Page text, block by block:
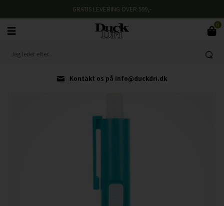
GRATIS LEVERING OVER 599,-
0
Kontakt os på info@duckdri.dk